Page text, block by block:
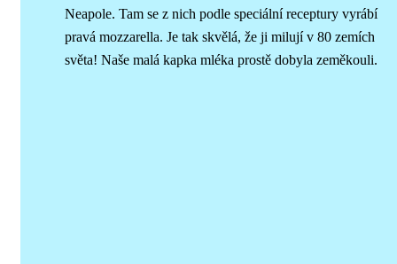
Neapole. Tam se z nich podle speciální receptury vyrábí
pravá mozzarella. Je tak skvělá, že ji milují v 80 zemích
světa! Naše malá kapka mléka prostě dobyla zeměkouli.